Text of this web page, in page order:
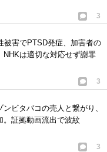
3
被害でPTSD発症、加害者の
は適切な対応せず謝罪
3
ビタバコの売人と繋がり、
。証拠動画流出で波紋
3